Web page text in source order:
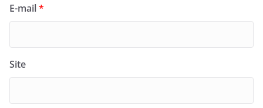
E-mail*
Site